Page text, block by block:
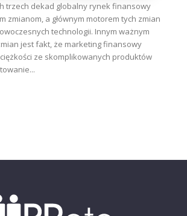
trzech dekad globalny rynek finansowy
zmianom, a głównym motorem tych zmian
technologii. Innym ważnym
jest fakt, że marketing finansowy
ze skomplikowanych produktów